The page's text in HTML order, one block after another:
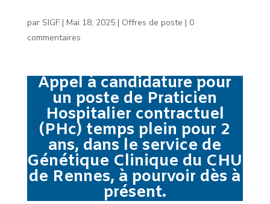
par SIGF| Mai 18, 2025| Offres de poste | 0
commentaires
Appel à candidature pour
un poste de Praticien
Hospitalier contractuel
(PHc) temps plein pour 2
ans, dans le service de
Génétique Clinique du CHU
de Rennes, à pourvoir dès à
présent.